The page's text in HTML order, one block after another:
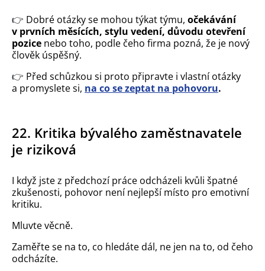
👉 Dobré otázky se mohou týkat týmu, očekávání
v prvních měsících, stylu vedení, důvodu otevření
pozice nebo toho, podle čeho firma pozná, že je nový
člověk úspěšný.
👉 Před schůzkou si proto připravte i vlastní otázky
a promyslete si, na co se zeptat na pohovoru.
22. Kritika bývalého zaměstnavatele
je riziková
I když jste z předchozí práce odcházeli kvůli špatné
zkušenosti, pohovor není nejlepší místo pro emotivní
kritiku.
Mluvte věcně.
Zaměřte se na to, co hledáte dál, ne jen na to, od čeho
odcházíte.